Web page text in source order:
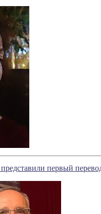
первый